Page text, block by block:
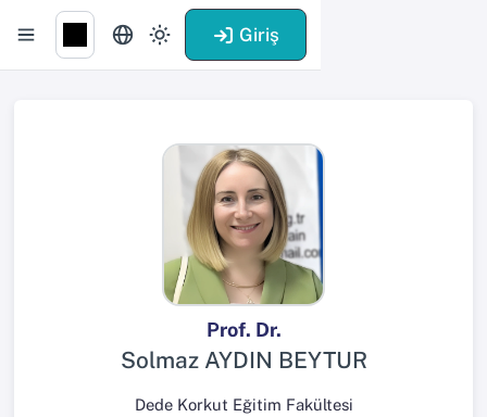
Giriş
Prof. Dr.
Solmaz AYDIN BEYTUR
Dede Korkut Eğitim Fakültesi